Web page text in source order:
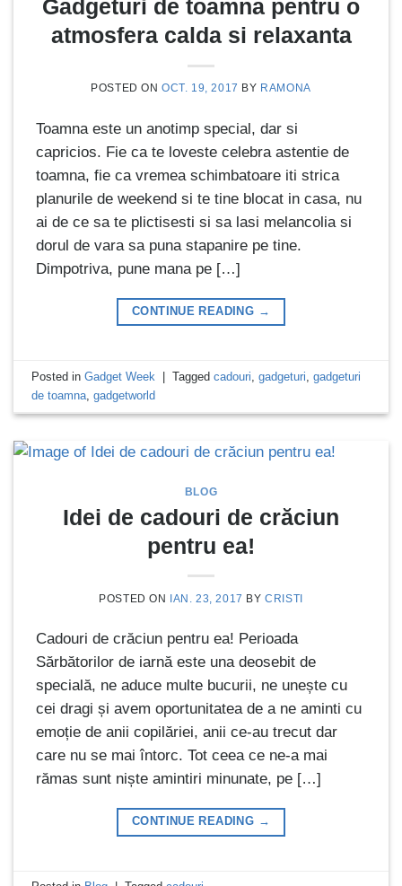
Gadgeturi de toamna pentru o
atmosfera calda si relaxanta
POSTED ONOCT. 19, 2017 BY RAMONA
Toamna este un anotimp special, dar si
capricios. Fie ca te loveste celebra astentie de
toamna, fie ca vremea schimbatoare iti strica
planurile de weekend si te tine blocat in casa, nu
ai de ce sa te plictisesti si sa lasi melancolia si
dorul de vara sa puna stapanire pe tine.
Dimpotriva, pune mana pe […]
CONTINUE READING →
Posted inGadget Week | Taggedcadouri ,gadgeturi ,gadgeturi
de toamna ,gadgetworld
BLOG
Idei de cadouri de crăciun
pentru ea!
POSTED ON IAN. 23, 2017 BYCRISTI
Cadouri de crăciun pentru ea! Perioada
Sărbătorilor de iarnă este una deosebit de
specială, ne aduce multe bucurii, ne unește cu
cei dragi și avem oportunitatea de a ne aminti cu
emoție de anii copilăriei, anii ce-au trecut dar
care nu se mai întorc. Tot ceea ce ne-a mai
rămas sunt niște amintiri minunate, pe […]
CONTINUE READING →